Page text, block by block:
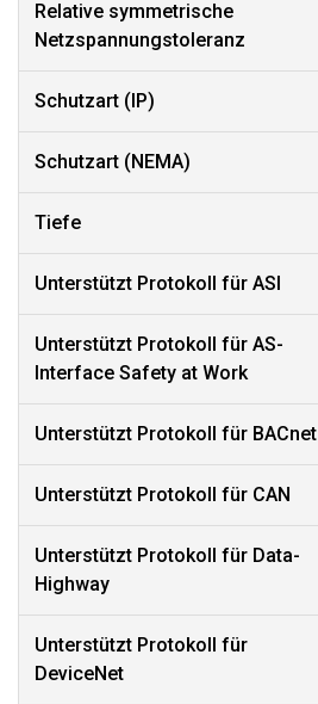
Relative symmetrische
Netzspannungstoleranz
Schutzart (IP)
Schutzart (NEMA)
Tiefe
Unterstützt Protokoll für ASI
Unterstützt Protokoll für AS-
Interface Safety at Work
Unterstützt Protokoll für BACnet
Unterstützt Protokoll für CAN
Unterstützt Protokoll für Data-
Highway
Unterstützt Protokoll für
DeviceNet